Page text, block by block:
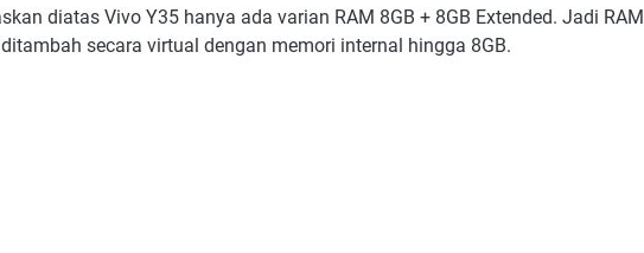
diatas Vivo Y35 hanya ada varian RAM 8GB + 8GB Extended. Jadi RAM
secara virtual dengan memori internal hingga 8GB.